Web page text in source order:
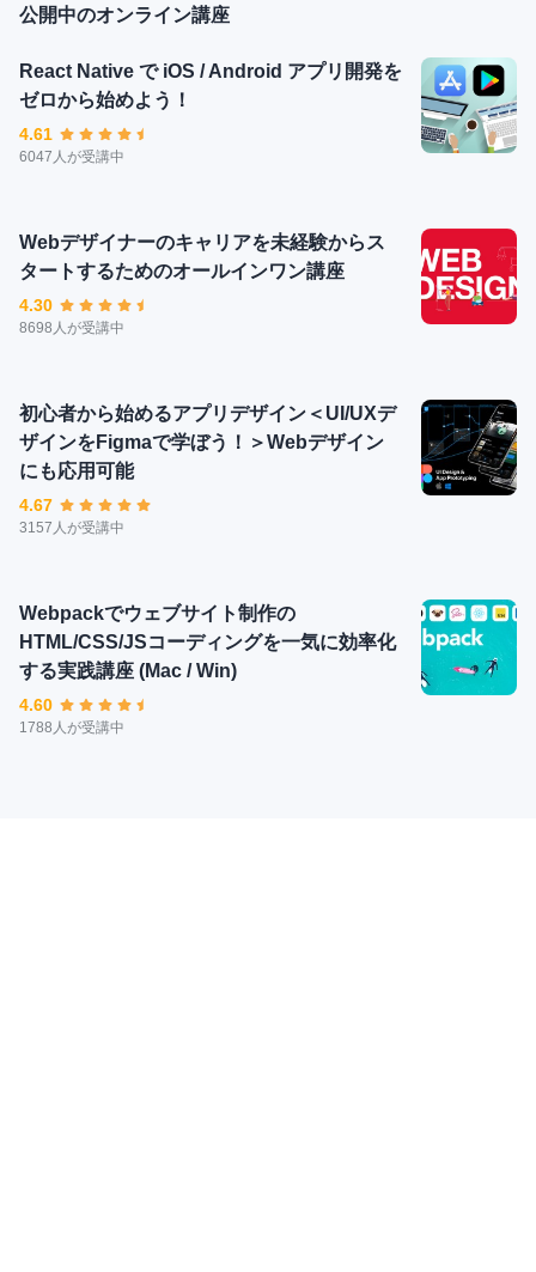
公開中のオンライン講座
React Native で iOS / Android アプリ開発を
ゼロから始めよう！
4.61
6047人が受講中
Webデザイナーのキャリアを未経験からス
タートするためのオールインワン講座
4.30
8698人が受講中
初心者から始めるアプリデザイン＜UI/UXデ
ザインをFigmaで学ぼう！＞Webデザイン
にも応用可能
4.67
3157人が受講中
Webpackでウェブサイト制作の
HTML/CSS/JSコーディングを一気に効率化
する実践講座 (Mac / Win)
4.60
1788人が受講中